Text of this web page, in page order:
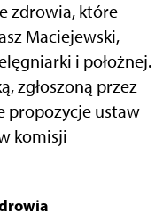
zdrowia, które
Maciejewski,
i położnej.
zgłoszoną przez
propozycje ustaw
komisji